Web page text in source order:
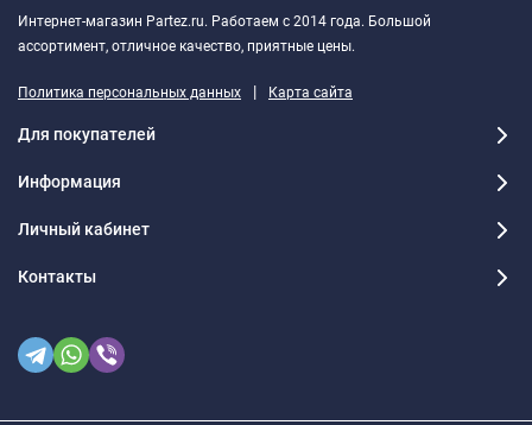
Интернет-магазин Partez.ru. Работаем с 2014 года. Большой
ассортимент, отличное качество, приятные цены.
Политика персональных данных | Карта сайта
Для покупателей
Информация
Личный кабинет
Контакты